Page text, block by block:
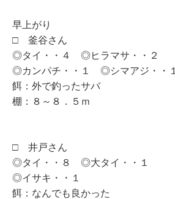
早上がり
□ 釜谷さん
◎タイ・・４ ◎ヒラマサ・・２
◎カンパチ・・１ ◎シマアジ・・１
餌：外で釣ったサバ
棚：８～８．５ｍ
□ 井戸さん
◎タイ・・８ ◎大タイ・・１
◎イサキ・・１
餌：なんでも良かった